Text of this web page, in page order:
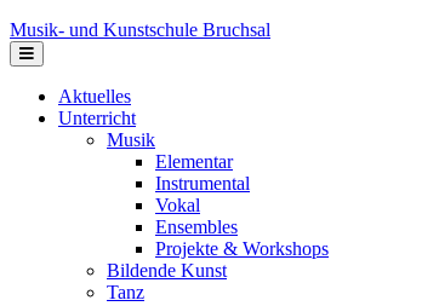
Musik- und Kunstschule Bruchsal
Navigation
Aktuelles
Unterricht
Musik
Elementar
Instrumental
Vokal
Ensembles
Projekte & Workshops
Bildende Kunst
Tanz